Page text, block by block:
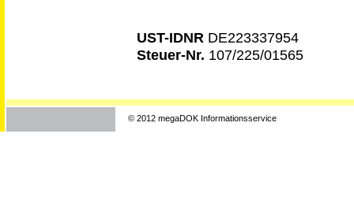
UST-IDNR DE223337954
Steuer-Nr. 107/225/01565
© 2012 megaDOK Informationsservice